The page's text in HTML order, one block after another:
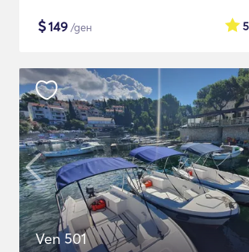
$149 /ден
Ven 501